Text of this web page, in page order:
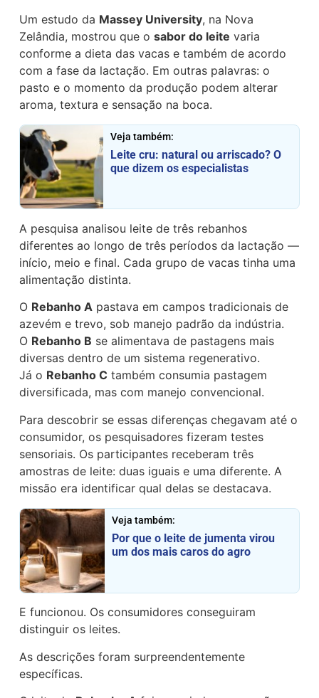
Um estudo da Massey University, na Nova
Zelândia, mostrou que osabor do leite varia
conforme a dieta das vacas e também de acordo
com a fase da lactação. Em outras palavras: o
pasto e o momento da produção podem alterar
aroma, textura e sensação na boca.
Veja também:
Leite cru: natural ou arriscado? O
que dizem os especialistas
A pesquisa analisou leite de três rebanhos
diferentes ao longo de três períodos da lactação —
início, meio e final. Cada grupo de vacas tinha uma
alimentação distinta.
O Rebanho A pastava em campos tradicionais de
azevém e trevo, sob manejo padrão da indústria.
O Rebanho B se alimentava de pastagens mais
diversas dentro de um sistema regenerativo.
Já o Rebanho C também consumia pastagem
diversificada, mas com manejo convencional.
Para descobrir se essas diferenças chegavam até o
consumidor, os pesquisadores fizeram testes
sensoriais. Os participantes receberam três
amostras de leite: duas iguais e uma diferente. A
missão era identificar qual delas se destacava.
Veja também:
Por que o leite de jumenta virou
um dos mais caros do agro
E funcionou. Os consumidores conseguiram
distinguir os leites.
As descrições foram surpreendentemente
específicas.